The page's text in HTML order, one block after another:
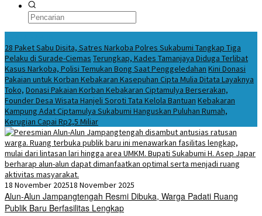
28 Paket Sabu Disita, Satres Narkoba Polres Sukabumi Tangkap Tiga
Pelaku di Surade-Ciemas Terungkap, Kades Tamanjaya Diduga Terlibat
Kasus Narkoba, Polisi Temukan Bong Saat Penggeledahan Kini Donasi
Pakaian untuk Korban Kebakaran Kasepuhan Cipta Mulia Ditata Layaknya
Toko, Donasi Pakaian Korban Kebakaran Ciptamulya Berserakan,
Founder Desa Wisata Hanjeli Soroti Tata Kelola Bantuan Kebakaran
Kampung Adat Ciptamulya Sukabumi Hanguskan Puluhan Rumah,
Kerugian Capai Rp2,5 Miliar
18 November 202518 November 2025
Alun-Alun Jampangtengah Resmi Dibuka, Warga Padati Ruang
Publik Baru Berfasilitas Lengkap